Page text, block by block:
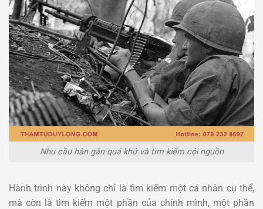
Nhu cầu hàn gắn quá khứ và tìm kiếm cội nguồn
Hành trình này không chỉ là tìm kiếm một cá nhân cụ thể,
mà còn là tìm kiếm một phần của chính mình, một phần